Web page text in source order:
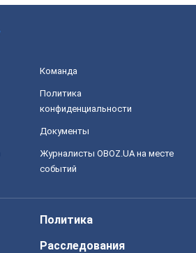
Команда
Политика
конфиденциальности
Документы
Журналисты OBOZ.UA на месте
событий
Политика
Расследования